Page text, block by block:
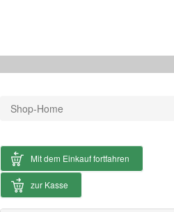
Shop-Home
Mit dem Einkauf fortfahren
zur Kasse